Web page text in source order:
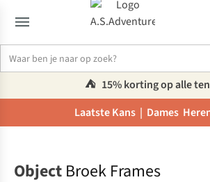
⛺️ 15% korting op alle
Laatste Kans | Dames
Object Broek Frames